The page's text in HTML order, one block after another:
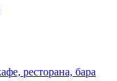
ресторана, бара